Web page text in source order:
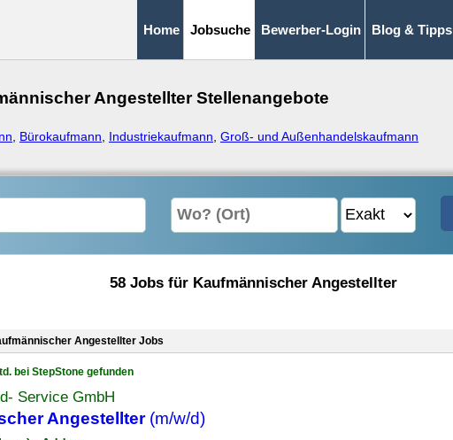
Home Jobsuche Bewerber-Login Blog & Tipps
Angestellter Stellenangebote
Bürokaufmann Industriekaufmann Groß- und Außenhandelskaufmann
58 Jobs für Kaufmännischer Angestellter
Angestellter Jobs
bei StepStone gefunden
Service GmbH
Angestellter(m/w/d)